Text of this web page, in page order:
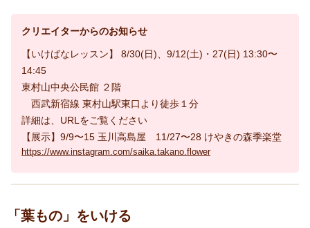
クリエイターからのお知らせ
【いけばなレッスン】 8/30(日)、9/12(土)・27(日) 13:30〜
14:45
東村山中央公民館 ２階
西武新宿線 東村山駅東口より徒歩１分
詳細は、URLをご覧ください
【展示】9/9〜15 玉川高島屋 11/27〜28 けやきの森季楽堂
https://www.instagram.com/saika.takano.flower
「葉もの」をいける